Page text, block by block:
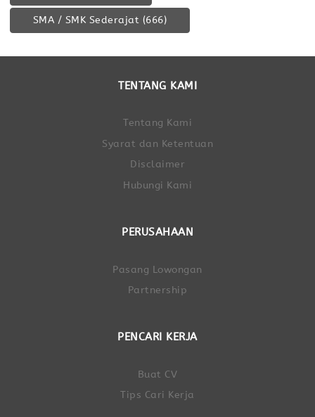
SMA / SMK Sederajat (666)
TENTANG KAMI
Tentang Kami
Syarat dan Ketentuan
Disclaimer
Hubungi Kami
PERUSAHAAN
Pasang Lowongan
Partnership
PENCARI KERJA
Buat CV
Tips Cari Kerja